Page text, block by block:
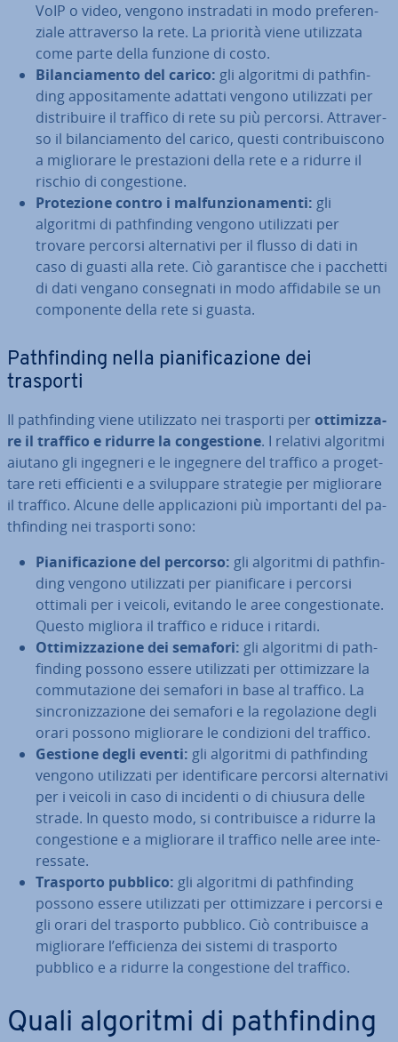
VoIP o video, vengono in­stra­da­ti in modo pre­fe­ren­
zia­le at­tra­ver­so la rete. La priorità viene uti­liz­za­ta
come parte della funzione di costo.
Bi­lan­cia­men­to del carico: gli algoritmi di pa­th­fin­
ding ap­po­si­ta­men­te adattati vengono uti­liz­za­ti per
di­stri­bui­re il traffico di rete su più percorsi. At­tra­ver­
so il bi­lan­cia­men­to del carico, questi con­tri­bui­sco­no
a mi­glio­ra­re le pre­sta­zio­ni della rete e a ridurre il
rischio di con­ge­stio­ne.
Pro­te­zio­ne contro i mal­fun­zio­na­men­ti: gli
algoritmi di pa­th­fin­ding vengono uti­liz­za­ti per
trovare percorsi al­ter­na­ti­vi per il flusso di dati in
caso di guasti alla rete. Ciò ga­ran­ti­sce che i pacchetti
di dati vengano con­se­gna­ti in modo af­fi­da­bi­le se un
com­po­nen­te della rete si guasta.
Pa­th­fin­ding nella pia­ni­fi­ca­zio­ne dei
trasporti
Il pa­th­fin­ding viene uti­liz­za­to nei trasporti per ot­ti­miz­za­
re il traffico e ridurre la con­ge­stio­ne. I relativi algoritmi
aiutano gli ingegneri e le ingegnere del traffico a pro­get­
ta­re reti ef­fi­cien­ti e a svi­lup­pa­re strategie per mi­glio­ra­re
il traffico. Alcune delle ap­pli­ca­zio­ni più im­por­tan­ti del pa­
th­fin­ding nei trasporti sono:
Pia­ni­fi­ca­zio­ne del percorso: gli algoritmi di pa­th­fin­
ding vengono uti­liz­za­ti per pia­ni­fi­ca­re i percorsi
ottimali per i veicoli, evitando le aree con­ge­stio­na­te.
Questo migliora il traffico e riduce i ritardi.
Ot­ti­miz­za­zio­ne dei semafori: gli algoritmi di pa­th­
fin­ding possono essere uti­liz­za­ti per ot­ti­miz­za­re la
com­mu­ta­zio­ne dei semafori in base al traffico. La
sin­cro­niz­za­zio­ne dei semafori e la re­go­la­zio­ne degli
orari possono mi­glio­ra­re le con­di­zio­ni del traffico.
Gestione degli eventi: gli algoritmi di pa­th­fin­ding
vengono uti­liz­za­ti per iden­ti­fi­ca­re percorsi al­ter­na­ti­vi
per i veicoli in caso di incidenti o di chiusura delle
strade. In questo modo, si con­tri­bui­sce a ridurre la
con­ge­stio­ne e a mi­glio­ra­re il traffico nelle aree in­te­
res­sa­te.
Trasporto pubblico: gli algoritmi di pa­th­fin­ding
possono essere uti­liz­za­ti per ot­ti­miz­za­re i percorsi e
gli orari del trasporto pubblico. Ciò con­tri­bui­sce a
mi­glio­ra­re l’ef­fi­cien­za dei sistemi di trasporto
pubblico e a ridurre la con­ge­stio­ne del traffico.
Quali algoritmi di pa­th­fin­ding